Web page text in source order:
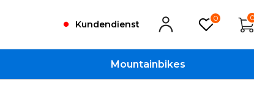
Kundendienst
0
Mountainbikes